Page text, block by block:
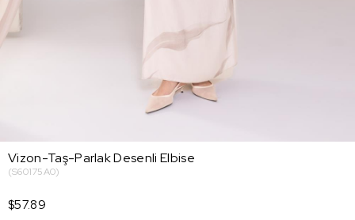
Vizon-Taş-Parlak Desenli Elbise
(S60175A0)
$57.89